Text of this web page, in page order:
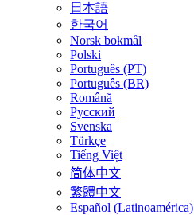
日本語
한국어
Norsk bokmål
Polski
Português (PT)
Português (BR)
Română
Русский
Svenska
Türkçe
Tiếng Việt
简体中文
繁體中文
Español (Latinoamérica)